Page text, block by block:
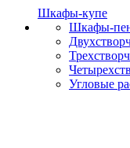
Шкафы-купе
Шкафы-
Угловые